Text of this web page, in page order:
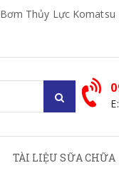
Bơm Thủy Lực Komatsu
TÀI LIỆU SỮA CHỮA